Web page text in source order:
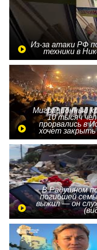
Из-за атаки РФ
техники в
Миграционный
10 тысяч
прорвались в
хочет закрыть
В Радушном
погибшей
выжил — он